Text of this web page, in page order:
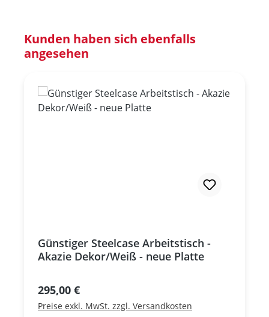
Produktgalerie überspringen
Kunden haben sich ebenfalls
angesehen
Günstiger Steelcase Arbeitstisch -
Akazie Dekor/Weiß - neue Platte
Regulärer Preis:
295,00 €
Preise exkl. MwSt. zzgl. Versandkosten